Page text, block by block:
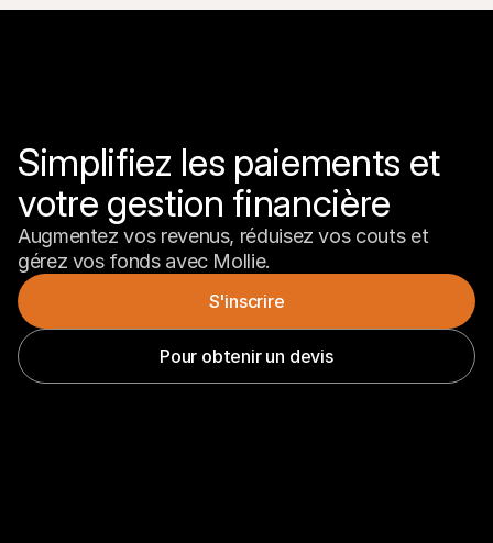
Simplifiez les paiements et
votre gestion financière
Augmentez vos revenus, réduisez vos couts et
gérez vos fonds avec Mollie.
S'inscrire
Pour obtenir un devis